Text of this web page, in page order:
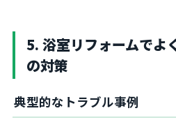
5. 浴室リフォームでよ
の対策
典型的なトラブル事例